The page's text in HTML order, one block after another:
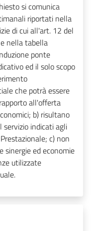
si comunica
riportati nella
di cui all'art. 12 del
nella tabella
ponte
ed il solo scopo
che potrà essere
all'offerta
b) risultano
servizio indicati agli
c) non
sinergie ed economie
utilizzate